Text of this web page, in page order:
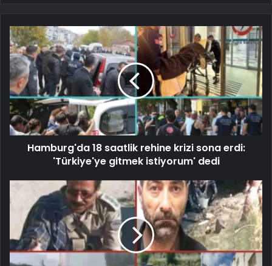
Hamburg'da 18 saatlik rehine krizi sona erdi:
'Türkiye'ye gitmek istiyorum' dedi